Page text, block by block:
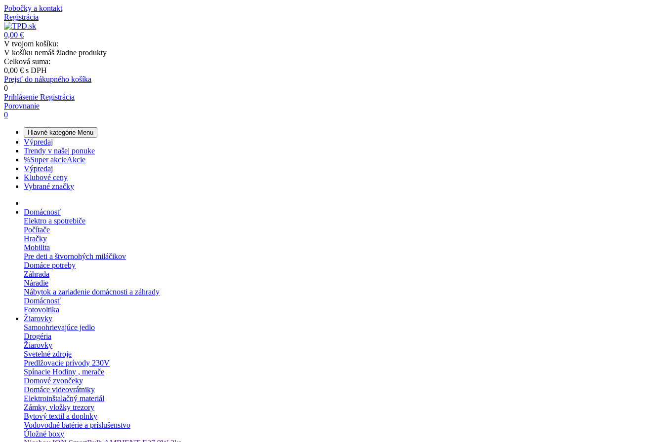
Pobočky a kontakt
Registrácia
0,00 €
V tvojom košíku:
V košíku nemáš žiadne produkty
Celková suma:
0,00 € s DPH
Prejsť do nákupného košíka
0
Prihlásenie Registrácia
Porovnanie
0
Hlavné kategórie Menu
Výpredaj
Trendy v našej ponuke
%Super akcieAkcie
Výpredaj
Klubové ceny
Vybrané značky
Domácnosť
Elektro a spotrebiče
Počítače
Hračky
Mobilita
Pre deti a štvornohých miláčikov
Domáce potreby
Záhrada
Náradie
Nábytok a zariadenie domácnosti a záhrady
Domácnosť
Fotovoltika
Žiarovky
Samoohrievajúce jedlo
Drogéria
Žiarovky
Svetelné zdroje
Predlžovacie prívody 230V
Spínacie Hodiny , merače
Domové zvončeky
Domáce videovrátniky
Elektroinštalačný materiál
Zámky, vložky trezory
Bytový textil a doplnky
Vodovodné batérie a príslušenstvo
Úložné boxy